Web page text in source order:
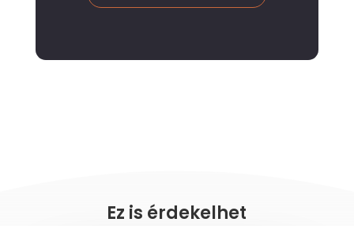
Ez is érdekelhet